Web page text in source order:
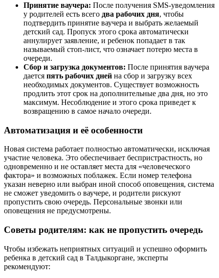
Принятие ваучера: После получения SMS-уведомления
у родителей есть всего два рабочих дня, чтобы
подтвердить принятие ваучера и выбрать желаемый
детский сад. Пропуск этого срока автоматически
аннулирует заявление, и ребенок попадает в так
называемый стоп-лист, что означает потерю места в
очереди.
Сбор и загрузка документов: После принятия ваучера
дается пять рабочих дней на сбор и загрузку всех
необходимых документов. Существует возможность
продлить этот срок на дополнительные два дня, но это
максимум. Несоблюдение и этого срока приведет к
возвращению в самое начало очереди.
Автоматизация и её особенности
Новая система работает полностью автоматически, исключая
участие человека. Это обеспечивает беспристрастность, но
одновременно и не оставляет места для «человеческого
фактора» и возможных поблажек. Если номер телефона
указан неверно или выбран иной способ оповещения, система
не сможет уведомить о ваучере, и родители рискуют
пропустить свою очередь. Персональные звонки или
оповещения не предусмотрены.
Советы родителям: как не пропустить очередь
Чтобы избежать неприятных ситуаций и успешно оформить
ребенка в детский сад в Талдыкоргане, эксперты
рекомендуют: